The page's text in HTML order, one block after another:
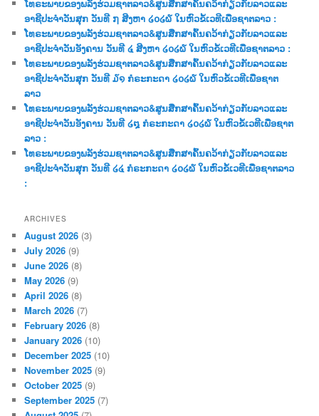
h
ໂທຣະພາບຂອງພລັງຮ່ວມຊາຕລາວ&ສູນສືກສາຄົ້ນຄວ້າກ່ຽວກັບລາວແລະ
ອາຊີປະຈຳວັນສຸກ ວັນທີ ໗ ສີງຫາ ໒໐໒໖ ໃນຫົວຂໍ້ເວທີເພື່ອຊາຕລາວ :
ໂທຣະພາບຂອງພລັງຮ່ວມຊາຕລາວ&ສູນສືກສາຄົ້ນຄວ້າກ່ຽວກັບລາວແລະ
ອາຊີປະຈຳວັນອັງຄານ ວັນທີ ໔ ສີງຫາ ໒໐໒໖ ໃນຫົວຂໍ້ເວທີເພື່ອຊາຕລາວ :
ໂທຣະພາບຂອງພລັງຮ່ວມຊາຕລາວ&ສູນສືກສາຄົ້ນຄວ້າກ່ຽວກັບລາວແລະ
ອາຊີປະຈຳວັນສຸກ ວັນທີ ໓໑ ກໍຣະກະດາ ໒໐໒໖ ໃນຫົວຂໍ້ເວທີເພື່ອຊາຕ
ລາວ
ໂທຣະພາບຂອງພລັງຮ່ວມຊາຕລາວ&ສູນສືກສາຄົ້ນຄວ້າກ່ຽວກັບລາວແລະ
ອາຊີປະຈຳວັນອັງຄານ ວັນທີ ໒໘ ກໍຣະກະດາ ໒໐໒໖ ໃນຫົວຂໍ້ເວທີເພື່ອຊາຕ
ລາວ :
ໂທຣະພາບຂອງພລັງຮ່ວມຊາຕລາວ&ສູນສືກສາຄົ້ນຄວ້າກ່ຽວກັບລາວແລະ
ອາຊີປະຈຳວັນສຸກ ວັນທີ ໒໔ ກໍຣະກະດາ ໒໐໒໖ ໃນຫົວຂໍ້ເວທີເພື່ອຊາຕລາວ
:
ARCHIVES
August 2026 (3)
July 2026 (9)
June 2026 (8)
May 2026 (9)
April 2026 (8)
March 2026 (7)
February 2026 (8)
January 2026 (10)
December 2025 (10)
November 2025 (9)
October 2025 (9)
September 2025 (7)